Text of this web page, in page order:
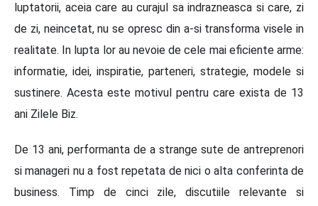
luptatorii, aceia care au curajul sa indrazneasca si care, zi
de zi, neincetat, nu se opresc din a-si transforma visele in
realitate. In lupta lor au nevoie de cele mai eficiente arme:
informatie, idei, inspiratie, parteneri, strategie, modele si
sustinere. Acesta este motivul pentru care exista de 13
ani Zilele Biz.
De 13 ani, performanta de a strange sute de antreprenori
si manageri nu a fost repetata de nici o alta conferinta de
business. Timp de cinci zile, discutiile relevante si